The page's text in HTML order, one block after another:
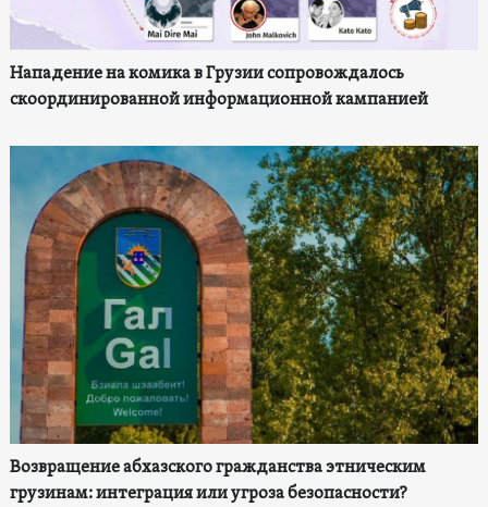
Нападение на комика в Грузии сопровождалось
скоординированной информационной кампанией
Возвращение абхазского гражданства этническим
грузинам: интеграция или угроза безопасности?